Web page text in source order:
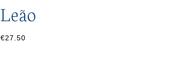
Leão
€27.50